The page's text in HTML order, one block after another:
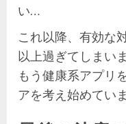
い…
これ以降、有効な
以上過ぎてしまい
もう健康系アプリ
アを考え始めてい